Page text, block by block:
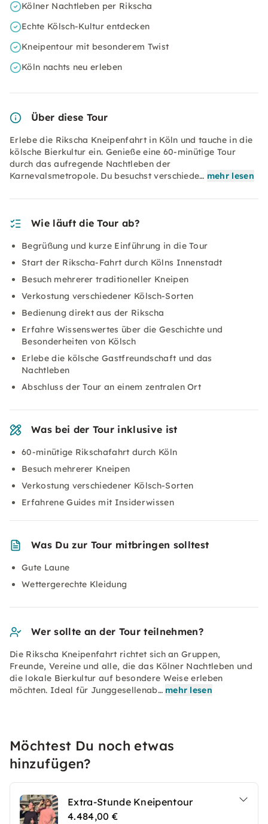
Kölner Nachtleben per Rikscha
Echte Kölsch-Kultur entdecken
Kneipentour mit besonderem Twist
Köln nachts neu erleben
Über diese Tour
Erlebe die Rikscha Kneipenfahrt in Köln und tauche in die
kölsche Bierkultur ein. Genieße eine 60-minütige Tour
durch das aufregende Nachtleben der
Karnevalsmetropole. Du besuchst verschiede… mehr lesen
Wie läuft die Tour ab?
Begrüßung und kurze Einführung in die Tour
Start der Rikscha-Fahrt durch Kölns Innenstadt
Besuch mehrerer traditioneller Kneipen
Verkostung verschiedener Kölsch-Sorten
Bedienung direkt aus der Rikscha
Erfahre Wissenswertes über die Geschichte und
Besonderheiten von Kölsch
Erlebe die kölsche Gastfreundschaft und das
Nachtleben
Abschluss der Tour an einem zentralen Ort
Was bei der Tour inklusive ist
60-minütige Rikschafahrt durch Köln
Besuch mehrerer Kneipen
Verkostung verschiedener Kölsch-Sorten
Erfahrene Guides mit Insiderwissen
Was Du zur Tour mitbringen solltest
Gute Laune
Wettergerechte Kleidung
Wer sollte an der Tour teilnehmen?
Die Rikscha Kneipenfahrt richtet sich an Gruppen,
Freunde, Vereine und alle, die das Kölner Nachtleben und
die lokale Bierkultur auf besondere Weise erleben
möchten. Ideal für Junggesellenab… mehr lesen
Möchtest Du noch etwas
hinzufügen?
Extra-Stunde Kneipentour
4.484,00 €